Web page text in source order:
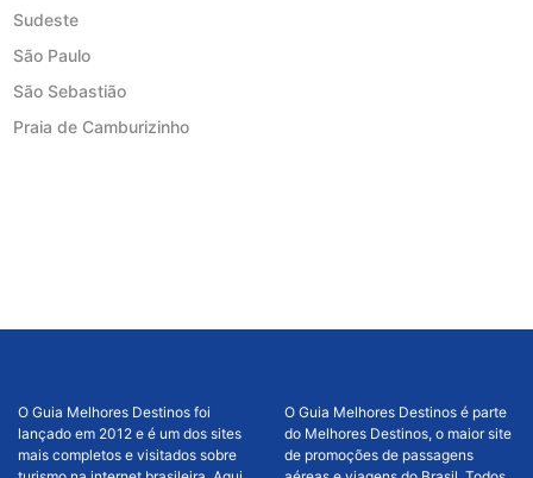
Sudeste
São Paulo
São Sebastião
Praia de Camburizinho
O Guia Melhores Destinos foi
lançado em 2012 e é um dos sites
mais completos e visitados sobre
O Guia Melhores Destinos é parte
do Melhores Destinos, o maior site
de promoções de passagens